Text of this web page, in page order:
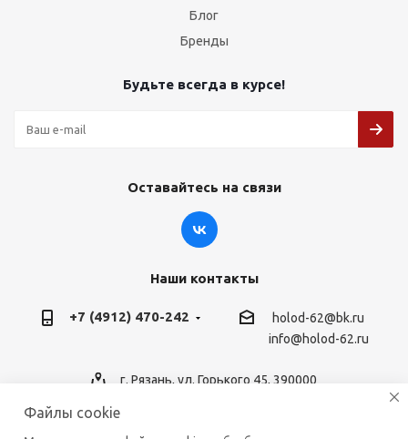
Блог
Бренды
Будьте всегда в курсе!
Оставайтесь на связи
Наши контакты
+7 (4912) 470-242
holod-62@bk.ru
info@holod-62.ru
г. Рязань, ул. Горького 45, 390000
Файлы cookie